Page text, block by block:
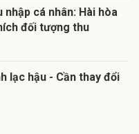
cá nhân: Hài hòa
đối tượng thu
lạc hậu - Cần thay đổi